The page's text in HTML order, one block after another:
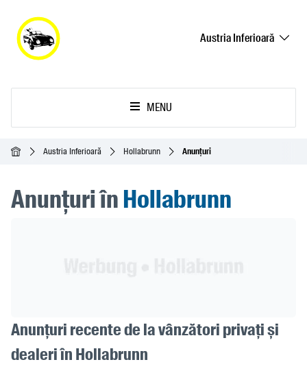
Austria Inferioară
MENU
Acasă Austria Inferioară Hollabrunn Anunțuri
Anunțuri înHollabrunn
Anunțuri recente de la vânzători privați și
dealeri în Hollabrunn